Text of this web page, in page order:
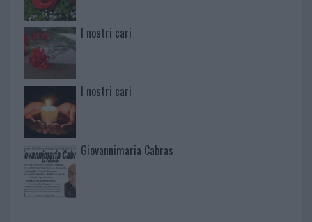
I nostri cari
I nostri cari
Giovannimaria Cabras